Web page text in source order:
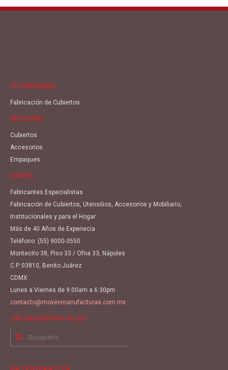
TE OFRECEMOS
Fabricación de Cubiertos
SECCIONES
Cubiertos
Accesorios
Empaques
SOMOS
Fabricantes Especialistas
Fabricación de Cubiertos, Utensilios, Accesorios y Mobiliario;
Institucionales y para el Hogar
Más de 40 Años de Experiecia
Teléfono: (55) 9000-3550
Montecito 38, Piso 33 / Ofna 33, Nápoles
C.P. 03810, Benito Juárez
CDMX
Lunes a Viernes de 9:00am a 6:30pm
contacto@movenmanufacturas.com.mx
¿NO ENCUENTRAS ALGO?
Buscar